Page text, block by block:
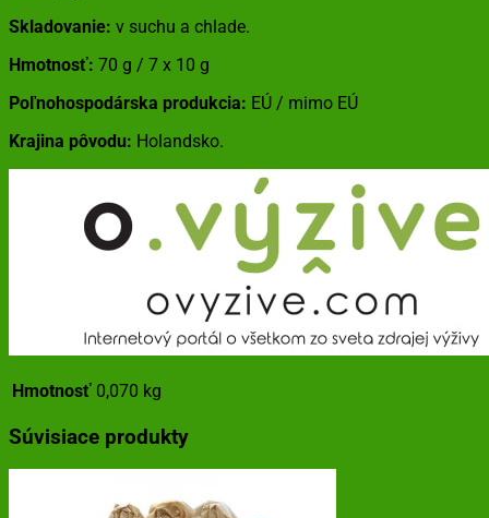
Skladovanie: v suchu a chlade.
Hmotnosť: 70 g / 7 x 10 g
Poľnohospodárska produkcia: EÚ / mimo EÚ
Krajina pôvodu: Holandsko.
Hmotnosť 0,070 kg
Súvisiace produkty